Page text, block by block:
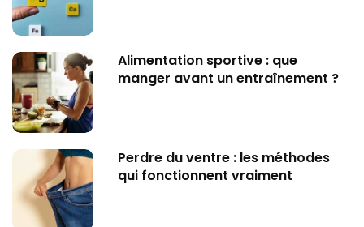
Alimentation sportive : que
manger avant un entraînement ?
Perdre du ventre : les méthodes
qui fonctionnent vraiment